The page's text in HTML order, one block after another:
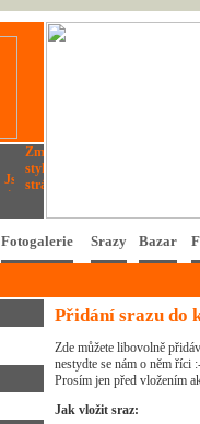
Fotogalerie Srazy Bazar
Přidání srazu do
Zde můžete libovolně
nestydte se nám o něm říci
Prosím jen před vložením
Jak vložit sraz: